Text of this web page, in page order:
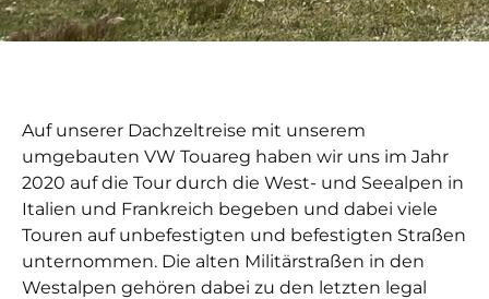
Auf unserer Dachzeltreise mit unserem
umgebauten VW Touareg haben wir uns im Jahr
2020 auf die Tour durch die West- und Seealpen in
Italien und Frankreich begeben und dabei viele
Touren auf unbefestigten und befestigten Straßen
unternommen. Die alten Militärstraßen in den
Westalpen gehören dabei zu den letzten legal